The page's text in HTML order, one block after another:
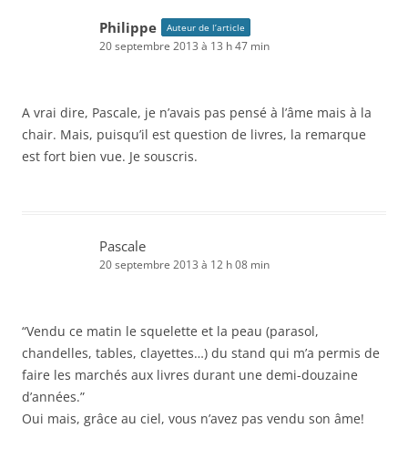
Philippe Auteur de l’article
20 septembre 2013 à 13 h 47 min
A vrai dire, Pascale, je n’avais pas pensé à l’âme mais à la
chair. Mais, puisqu’il est question de livres, la remarque
est fort bien vue. Je souscris.
Pascale
20 septembre 2013 à 12 h 08 min
“Vendu ce matin le squelette et la peau (parasol,
chandelles, tables, clayettes…) du stand qui m’a permis de
faire les marchés aux livres durant une demi-douzaine
d’années.”
Oui mais, grâce au ciel, vous n’avez pas vendu son âme!